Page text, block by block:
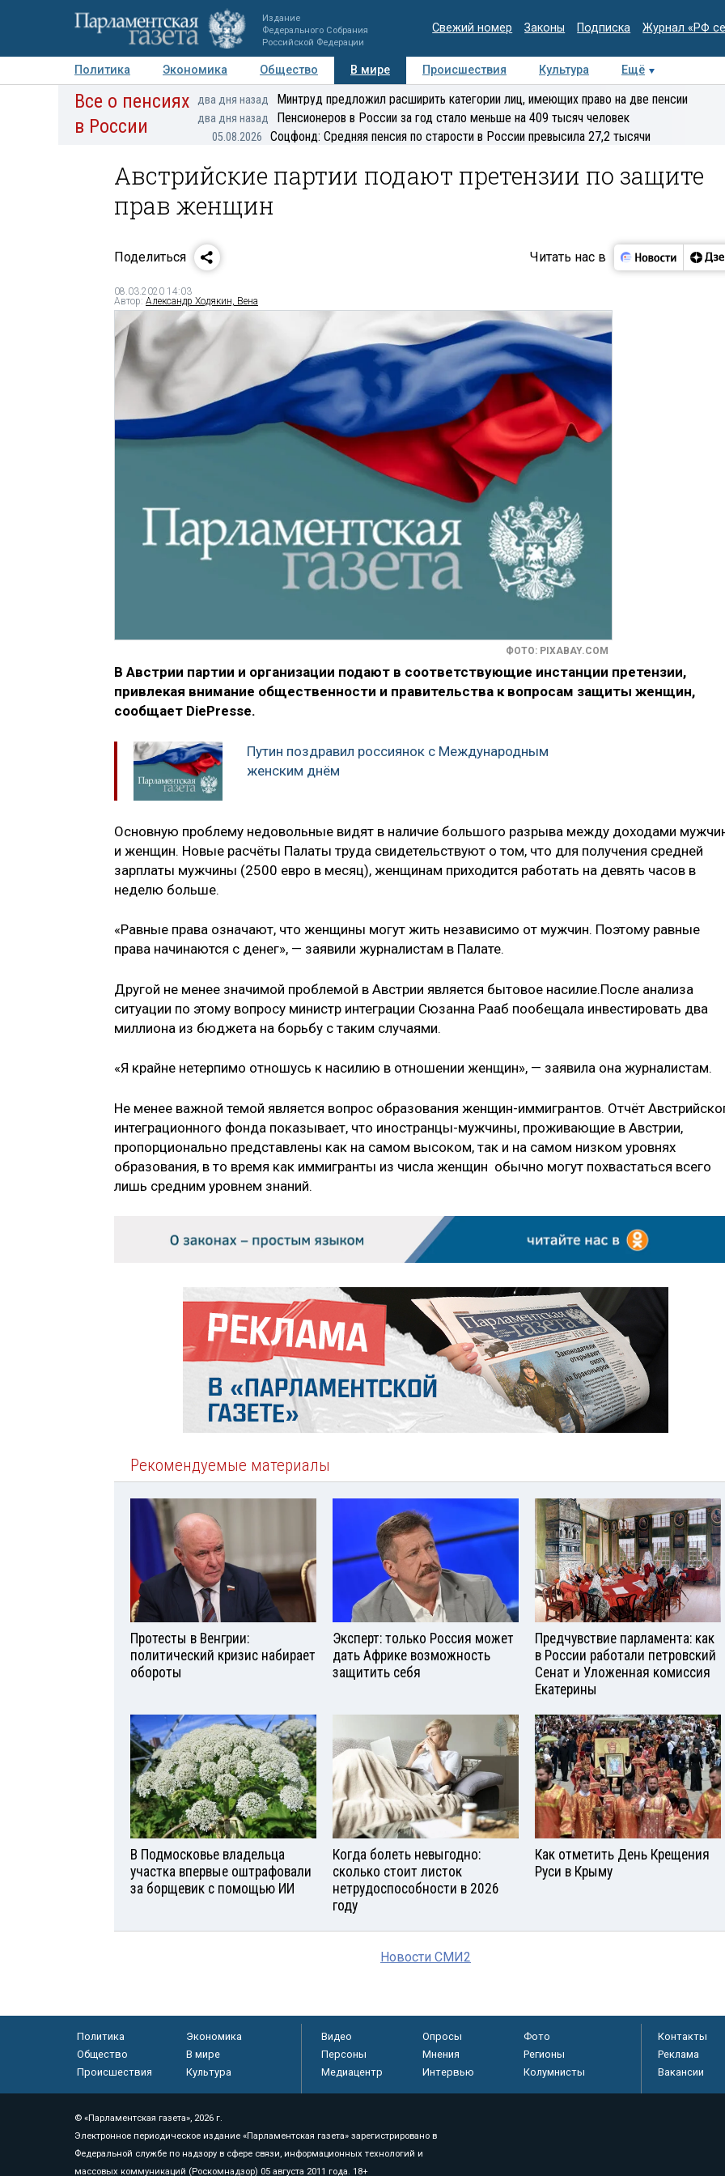
Издание
Федерального Собрания
Российской Федерации
Свежий номер Законы Подписка Журнал «РФ
Политика Экономика Общество В мире Происшествия Культура
Ещё
Авторы Персоны Мнения Регионы Медиацентр Интервью Колумнисты
Все о пенсиях
в России
два дня назад Минтруд предложил расширить категории лиц, имеющих право на две пенсии
два дня назад Пенсионеров в России за год стало меньше на 409 тысяч человек
05.08.2026 Соцфонд: Средняя пенсия по старости в России превысила 27,2 тысячи
Австрийские партии подают претензии по защите
прав женщин
Поделиться Читать нас в
08.03.2020 14:03
Автор: Александр Ходякин, Вена
ФОТО: PIXABAY.COM
В Австрии партии и организации подают в соответствующие инстанции претензии,
привлекая внимание общественности и правительства к вопросам защиты женщин,
сообщает DiePresse.
Путин поздравил россиянок с Международным
женским днём
Основную проблему недовольные видят в наличие большого разрыва между доходами
и женщин. Новые расчёты Палаты труда свидетельствуют о том, что для получения средней
зарплаты мужчины (2500 евро в месяц), женщинам приходится работать на девять часов в
неделю больше.
«Равные права означают, что женщины могут жить независимо от мужчин. Поэтому равные
права начинаются с денег», — заявили журналистам в Палате.
Другой не менее значимой проблемой в Австрии является бытовое насилие.После анализа
ситуации по этому вопросу министр интеграции Сюзанна Рааб пообещала инвестировать два
миллиона из бюджета на борьбу с таким случаями.
«Я крайне нетерпимо отношусь к насилию в отношении женщин», — заявила она журналистам.
Не менее важной темой является вопрос образования женщин-иммигрантов. Отчёт
интеграционного фонда показывает, что иностранцы-мужчины, проживающие в Австрии,
пропорционально представлены как на самом высоком, так и на самом низком уровнях
образования, в то время как иммигранты из числа женщин обычно могут похвастаться всего
лишь средним уровнем знаний.
Рекомендуемые материалы
Протесты в Венгрии:
политический кризис набирает
обороты
Эксперт: только Россия может
дать Африке возможность
защитить себя
Предчувствие парламента: как
в России работали петровский
Сенат и Уложенная комиссия
Екатерины
В Подмосковье владельца
участка впервые оштрафовали
за борщевик с помощью ИИ
Когда болеть невыгодно:
сколько стоит листок
нетрудоспособности в 2026
году
Как отметить День Крещения
Руси в Крыму
Новости СМИ2
Политика
Экономика
Общество
В мире
Происшествия
Культура
Видео Опросы
Фото
Персоны
Мнения
Регионы
Медиацентр
Интервью Колумнисты
Контакты
Реклама
Вакансии
© «Парламентская газета», 2026 г.
Электронное периодическое издание «Парламентская газета» зарегистрировано в
Федеральной службе по надзору в сфере связи, информационных технологий и
массовых коммуникаций (Роскомнадзор) 05 августа 2011 года. 18+